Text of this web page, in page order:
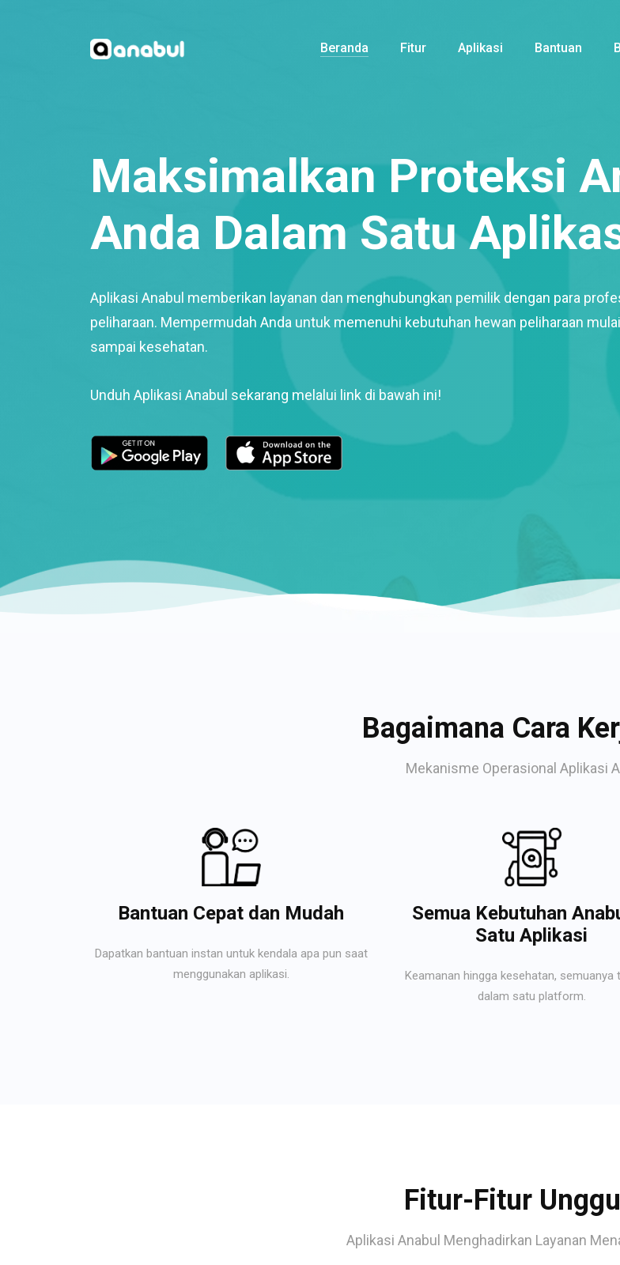
Beranda Fitur Aplikasi Bantuan
Maksimalkan Proteksi
Anda Dalam Satu
Aplikasi Anabul memberikan layanan dan menghubungkan pemilik dengan para
peliharaan. Mempermudah Anda untuk memenuhi kebutuhan hewan peliharaan
sampai kesehatan.
Unduh Aplikasi Anabul sekarang melalui link di bawah ini!
Bagaimana Cara
Mekanisme Operasional Aplikasi
Bantuan Cepat dan Mudah
Dapatkan bantuan instan untuk kendala apa pun saat
menggunakan aplikasi.
Semua Kebutuhan
Satu Aplikasi
Keamanan hingga kesehatan, semuanya
dalam satu platform.
Fitur-Fitur
Aplikasi Anabul Menghadirkan Layanan